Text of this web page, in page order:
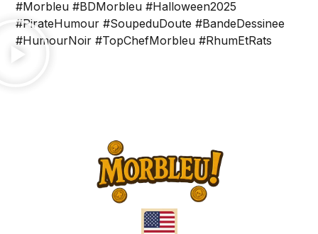
#Morbleu #BDMorbleu #Halloween2025
#PirateHumour #SoupeduDoute #BandeDessinee
#HumourNoir #TopChefMorbleu #RhumEtRats